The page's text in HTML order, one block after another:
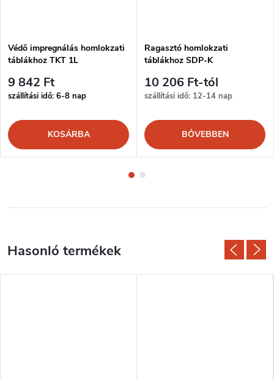
Védő impregnálás homlokzati
táblákhoz TKT 1L
9 842 Ft
szállítási idő: 6-8 nap
KOSÁRBA
Ragasztó homlokzati
táblákhoz SDP-K
10 206 Ft-tól
szállítási idő: 12-14 nap
BŐVEBBEN